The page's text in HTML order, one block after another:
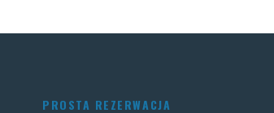
PROSTA REZERWACJA